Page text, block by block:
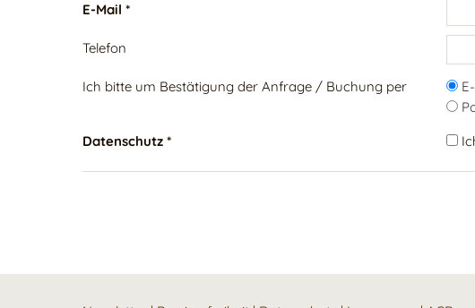
E-Mail *
Telefon
Ich bitte um Bestätigung der Anfrage / Buchung per
Datenschutz *